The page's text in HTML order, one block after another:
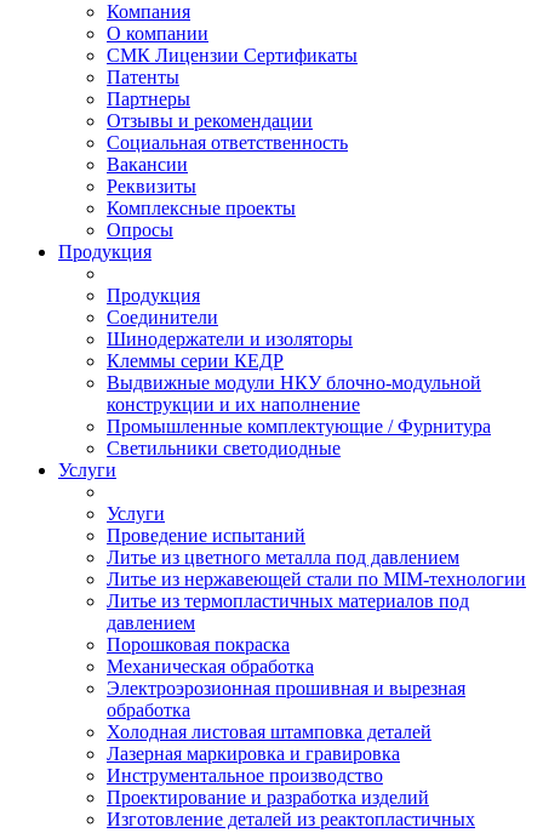
Компания
О компании
СМК Лицензии Сертификаты
Патенты
Партнеры
Отзывы и рекомендации
Социальная ответственность
Вакансии
Реквизиты
Комплексные проекты
Опросы
Продукция
Продукция
Соединители
Шинодержатели и изоляторы
Клеммы серии КЕДР
Выдвижные модули НКУ блочно-модульной
конструкции и их наполнение
Промышленные комплектующие / Фурнитура
Светильники светодиодные
Услуги
Услуги
Проведение испытаний
Литье из цветного металла под давлением
Литье из нержавеющей стали по MIM-технологии
Литье из термопластичных материалов под
давлением
Порошковая покраска
Механическая обработка
Электроэрозионная прошивная и вырезная
обработка
Холодная листовая штамповка деталей
Лазерная маркировка и гравировка
Инструментальное производство
Проектирование и разработка изделий
Изготовление деталей из реактопластичных